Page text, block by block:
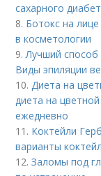
сахарного
8. Ботокс на
в косметологии
9.Лучший способ
Виды эпиляции
10.Диета на
диета на
ежедневно
11. Коктейли
варианты
12.Заломы под